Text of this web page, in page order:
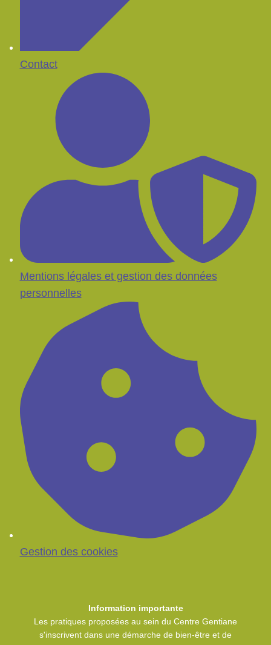
Contact
Mentions légales et gestion des données
personnelles
Gestion des cookies
Information importante
Les pratiques proposées au sein du Centre Gentiane
s'inscrivent dans une démarche de bien-être et de